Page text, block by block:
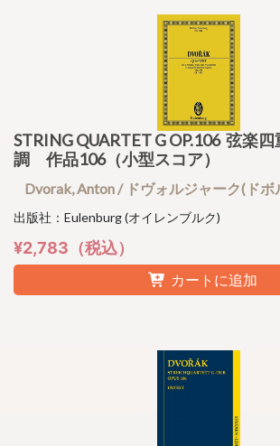
STRING QUARTET G OP.106 弦楽
調 作品106（小型スコア）
Dvorak, Anton / ドヴォルジャーク(ドボ
出版社：Eulenburg (オイレンブルク)
¥2,783（税込）
カートに追加